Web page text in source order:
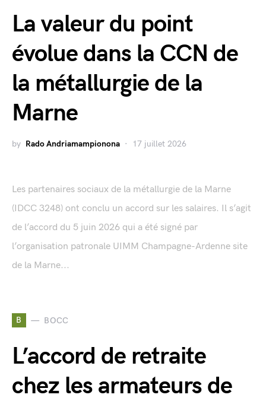
La valeur du point
évolue dans la CCN de
la métallurgie de la
Marne
by Rado Andriamampionona 17 juillet 2026
Les partenaires sociaux de la métallurgie de la Marne
(IDCC 3248) ont conclu un accord sur les salaires. Il s’agit
de l’accord du 5 juin 2026 qui a été signé par
l’organisation patronale UIMM Champagne-Ardenne site
de la Marne...
B BOCC
L’accord de retraite
chez les armateurs de